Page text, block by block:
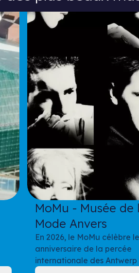
MoMu - Musée de
Mode Anvers
En 2026, le MoMu célèbre
anniversaire de la percée
internationale des Antwerp